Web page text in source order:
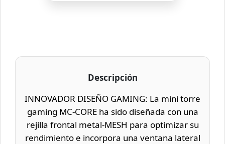
Descripción
INNOVADOR DISEÑO GAMING: La mini torre
gaming MC-CORE ha sido diseñada con una
rejilla frontal metal-MESH para optimizar su
rendimiento e incorpora una ventana lateral